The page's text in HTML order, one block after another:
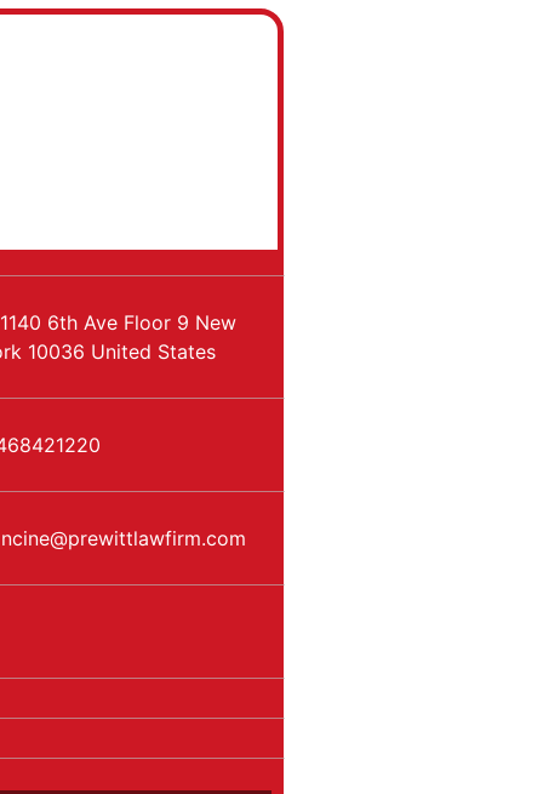
1140 6th Ave Floor 9 New
10036 United States
@prewittlawfirm.com